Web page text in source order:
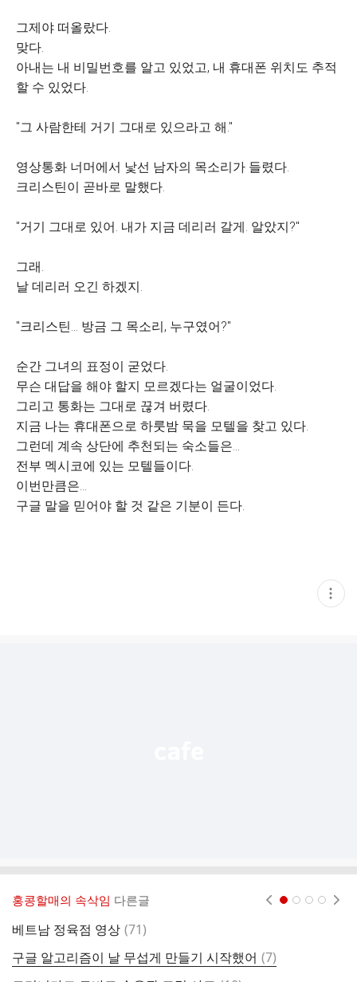
그제야 떠올랐다.
맞다.
아내는 내 비밀번호를 알고 있었고, 내 휴대폰 위치도 추적
할 수 있었다.
"그 사람한테 거기 그대로 있으라고 해."
영상통화 너머에서 낯선 남자의 목소리가 들렸다.
크리스틴이 곧바로 말했다.
"거기 그대로 있어. 내가 지금 데리러 갈게. 알았지?"
그래.
날 데리러 오긴 하겠지.
"크리스틴… 방금 그 목소리, 누구였어?"
순간 그녀의 표정이 굳었다.
무슨 대답을 해야 할지 모르겠다는 얼굴이었다.
그리고 통화는 그대로 끊겨 버렸다.
지금 나는 휴대폰으로 하룻밤 묵을 모텔을 찾고 있다.
그런데 계속 상단에 추천되는 숙소들은…
전부 멕시코에 있는 모텔들이다.
이번만큼은…
구글 말을 믿어야 할 것 같은 기분이 든다.
현
재
홍콩할매의 속삭임 다른글
베트남 정육점 영상 댓
(71)
구글 알고리즘이 날 무섭게 만들기 시작했어 댓
글
(7)